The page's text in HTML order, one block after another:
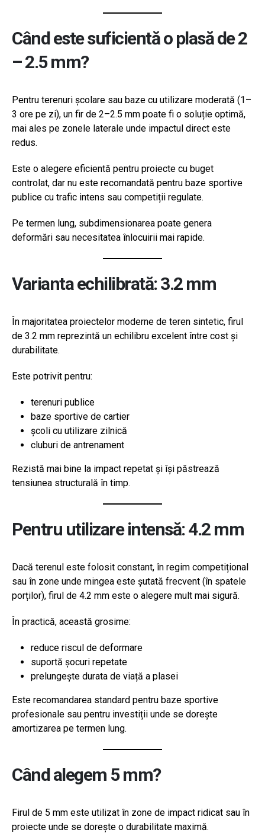
Când este suficientă o plasă de 2
– 2.5 mm?
Pentru terenuri școlare sau baze cu utilizare moderată (1–
3 ore pe zi), un fir de 2–2.5 mm poate fi o soluție optimă,
mai ales pe zonele laterale unde impactul direct este
redus.
Este o alegere eficientă pentru proiecte cu buget
controlat, dar nu este recomandată pentru baze sportive
publice cu trafic intens sau competiții regulate.
Pe termen lung, subdimensionarea poate genera
deformări sau necesitatea înlocuirii mai rapide.
Varianta echilibrată: 3.2 mm
În majoritatea proiectelor moderne de teren sintetic, firul
de 3.2 mm reprezintă un echilibru excelent între cost și
durabilitate.
Este potrivit pentru:
terenuri publice
baze sportive de cartier
școli cu utilizare zilnică
cluburi de antrenament
Rezistă mai bine la impact repetat și își păstrează
tensiunea structurală în timp.
Pentru utilizare intensă: 4.2 mm
Dacă terenul este folosit constant, în regim competițional
sau în zone unde mingea este șutată frecvent (în spatele
porților), firul de 4.2 mm este o alegere mult mai sigură.
În practică, această grosime:
reduce riscul de deformare
suportă șocuri repetate
prelungește durata de viață a plasei
Este recomandarea standard pentru baze sportive
profesionale sau pentru investiții unde se dorește
amortizarea pe termen lung.
Când alegem 5 mm?
Firul de 5 mm este utilizat în zone de impact ridicat sau în
proiecte unde se dorește o durabilitate maximă.